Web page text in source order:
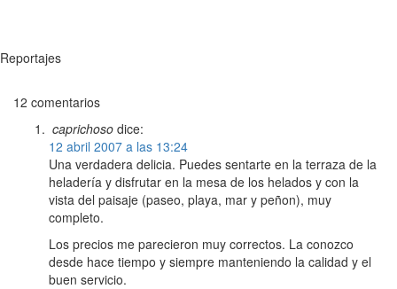
Reportajes
12 comentarios
caprichoso dice:
12 abril 2007 a las 13:24
Una verdadera delicia. Puedes sentarte en la terraza de la
heladería y disfrutar en la mesa de los helados y con la
vista del paisaje (paseo, playa, mar y peñon), muy
completo.
Los precios me parecieron muy correctos. La conozco
desde hace tiempo y siempre manteniendo la calidad y el
buen servicio.